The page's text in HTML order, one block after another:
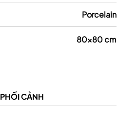
Porcelain
80x80 cm
PHỐI CẢNH